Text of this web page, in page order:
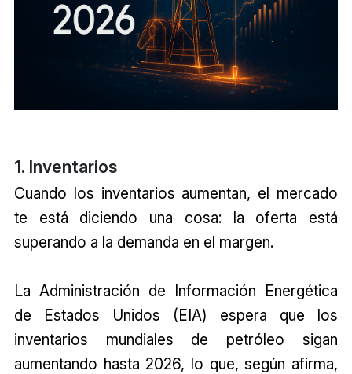
1. Inventarios
Cuando los inventarios aumentan, el mercado
te está diciendo una cosa: la oferta está
superando a la demanda en el margen.
La Administración de Información Energética
de Estados Unidos (EIA) espera que los
inventarios mundiales de petróleo sigan
aumentando hasta 2026, lo que, según afirma,